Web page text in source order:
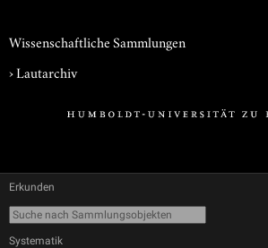
Wissenschaftliche Sammlungen
›Lautarchiv
Erkunden
Systematik